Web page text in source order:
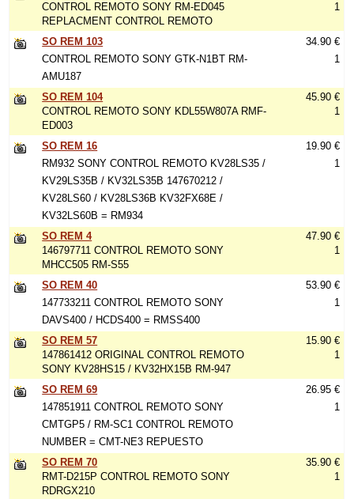
CONTROL REMOTO SONY RM-ED045
REPLACMENT CONTROL REMOTO
1
SO REM 103
CONTROL REMOTO SONY GTK-N1BT RM-
AMU187
34.90 €
1
SO REM 104
CONTROL REMOTO SONY KDL55W807A RMF-
ED003
45.90 €
1
SO REM 16
RM932 SONY CONTROL REMOTO KV28LS35 /
KV29LS35B / KV32LS35B 147670212 /
KV28LS60 / KV28LS36B KV32FX68E /
KV32LS60B = RM934
19.90 €
1
SO REM 4
146797711 CONTROL REMOTO SONY
MHCC505 RM-S55
47.90 €
1
SO REM 40
147733211 CONTROL REMOTO SONY
DAVS400 / HCDS400 = RMSS400
53.90 €
1
SO REM 57
147861412 ORIGINAL CONTROL REMOTO
SONY KV28HS15 / KV32HX15B RM-947
15.90 €
1
SO REM 69
147851911 CONTROL REMOTO SONY
CMTGP5 / RM-SC1 CONTROL REMOTO
NUMBER = CMT-NE3 REPUESTO
26.95 €
1
SO REM 70
RMT-D215P CONTROL REMOTO SONY
RDRGX210
35.90 €
1